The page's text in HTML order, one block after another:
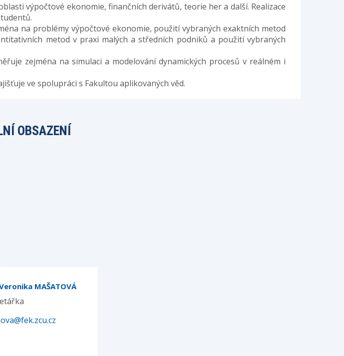
výpočtové ekonomie, finančních derivátů, teorie her a další. Realizace
na problémy výpočtové ekonomie, použití vybraných exaktních metod
metod v praxi malých a středních podniků a použití vybraných
zejména na simulaci a modelování dynamických procesů v reálném i
ve spolupráci s Fakultou aplikovaných věd.
OBSAZENÍ
MAŠATOVÁ